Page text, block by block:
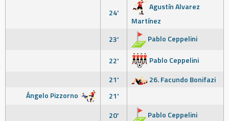
24'
Agustín Alvarez
Martínez
23'
Pablo Ceppelini
22'
Pablo Ceppelini
21'
26. Facundo Bonifazi
Ángelo Pizzorno
21'
20'
Pablo Ceppelini